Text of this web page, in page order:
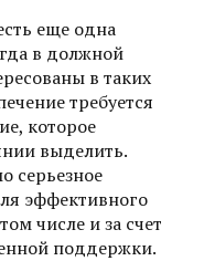
еще одна
в должной
в таких
требуется
которое
выделить.
серьезное
эффективного
числе и за счет
поддержки.